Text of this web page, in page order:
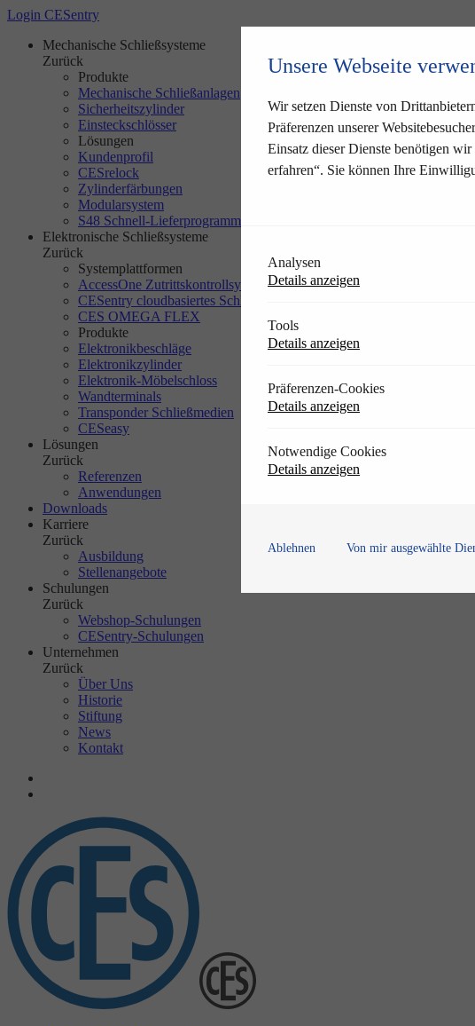
Login CESentry
Mechanische Schließsysteme
Zurück
Produkte
Mechanische Schließanlagen
Sicherheitszylinder
Einsteckschlösser
Lösungen
Kundenprofil
CESrelock
Zylinderfärbungen
Modularsystem
S48 Schnell-Lieferprogramm
Elektronische Schließsysteme
Zurück
Systemplattformen
AccessOne Zutrittskontrollsystem
CESentry cloudbasiertes Schließsystem
CES OMEGA FLEX
Produkte
Elektronikbeschläge
Elektronikzylinder
Elektronik-Möbelschloss
Wandterminals
Transponder Schließmedien
CESeasy
Lösungen
Zurück
Referenzen
Anwendungen
Downloads
Karriere
Zurück
Ausbildung
Stellenangebote
Schulungen
Zurück
Webshop-Schulungen
CESentry-Schulungen
Unternehmen
Zurück
Über Uns
Historie
Stiftung
News
Kontakt
Unsere Webseite
Wir setzen Dienste von
Präferenzen unserer
Einsatz dieser Dienste benötigen
erfahren“. Sie können Ihre
Analysen
Details anzeigen
Tools
Details anzeigen
Präferenzen-Cookies
Details anzeigen
Notwendige Cookies
Details anzeigen
Ablehnen Von mir ausgewählte